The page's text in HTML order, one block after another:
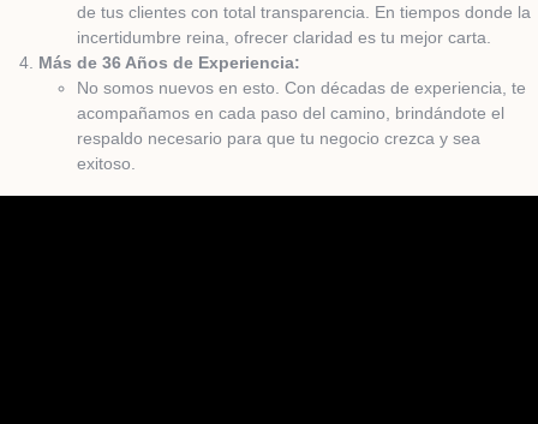
de tus clientes con total transparencia. En tiempos donde la
incertidumbre reina, ofrecer claridad es tu mejor carta.
Más de 36 Años de Experiencia:
No somos nuevos en esto. Con décadas de experiencia, te
acompañamos en cada paso del camino, brindándote el
respaldo necesario para que tu negocio crezca y sea
exitoso.